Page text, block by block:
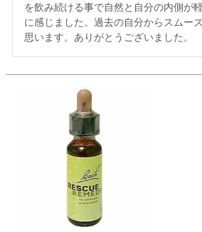
を飲み続ける事で自然と自分の内側が
に感じました。過去の自分からスムー
思います。ありがとうございました。